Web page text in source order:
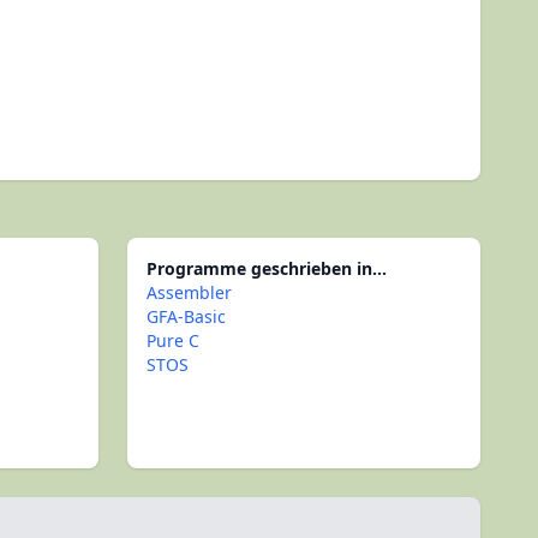
Programme geschrieben in...
Assembler
GFA-Basic
Pure C
STOS